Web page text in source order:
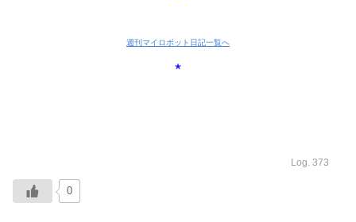
週刊マイロボット日記一覧へ
★
Log. 373
0